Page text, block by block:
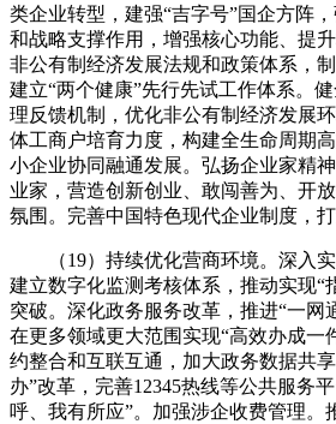
类企业转型，建强“吉字号”国企方阵
和战略支撑作用，增强核心功能、提
非公有制经济发展法规和政策体系，
建立“两个健康”先行先试工作体系。
理反馈机制，优化非公有制经济发展
体工商户培育力度，构建全生命周期
小企业协同融通发展。弘扬企业家精
业家，营造创新创业、敢闯善为、开
氛围。完善中国特色现代企业制度，打
（19）持续优化营商环境。深入实
建立数字化监测考核体系，推动实现“
突破。深化政务服务改革，推进“一网
在更多领域更大范围实现“高效办成一
约整合和互联互通，加大政务数据共
办”改革，完善12345热线等公共服务
呼、我有所应”。加强涉企收费管理。